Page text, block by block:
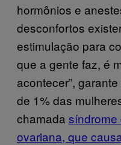
hormônios e
desconfortos
estimulação para
que a gente faz, é
acontecer”,
de 1% das
chamada síndrome
ovariana, que